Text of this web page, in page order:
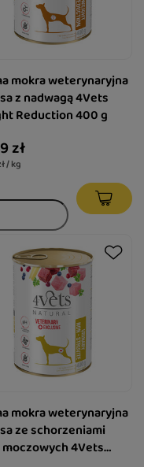
mokra weterynaryjna
z nadwagą 4Vets
Reduction 400 g
zł
/ kg
mokra weterynaryjna
ze schorzeniami
4Vets